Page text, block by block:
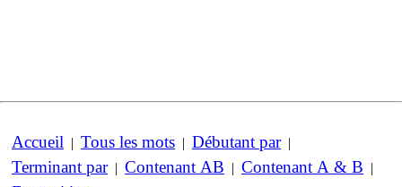
Accueil | Tous les mots | Débutant par|
Terminant par| Contenant AB | Contenant A & B |